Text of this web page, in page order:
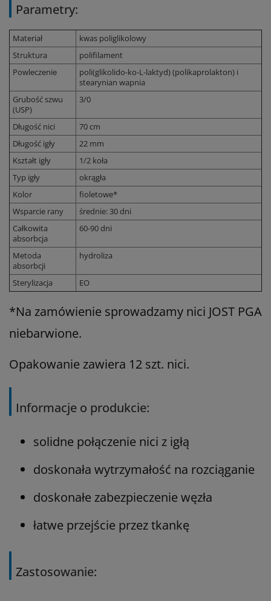
Parametry:
Materiał
kwas poliglikolowy
Struktura
polifilament
Powleczenie
poli(glikolido-ko-L-laktyd) (polikaprolakton) i
stearynian wapnia
Grubość szwu
(USP)
3/0
Długość nici
70 cm
Długość igły
22 mm
Kształt igły
1/2 koła
Typ igły
okrągła
Kolor
fioletowe*
Wsparcie rany
średnie: 30 dni
Całkowita
absorbcja
60-90 dni
Metoda
absorbcji
hydroliza
Sterylizacja EO
*Na zamówienie sprowadzamy nici JOST PGA
niebarwione.
Opakowanie zawiera 12 szt. nici.
Informacje o produkcie:
solidne połączenie nici z igłą
doskonała wytrzymałość na rozciąganie
doskonałe zabezpieczenie węzła
łatwe przejście przez tkankę
Zastosowanie: